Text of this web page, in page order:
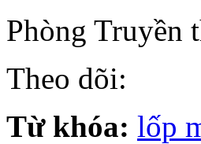
Phòng Truyền
Theo dõi:
Từ khóa: lốp